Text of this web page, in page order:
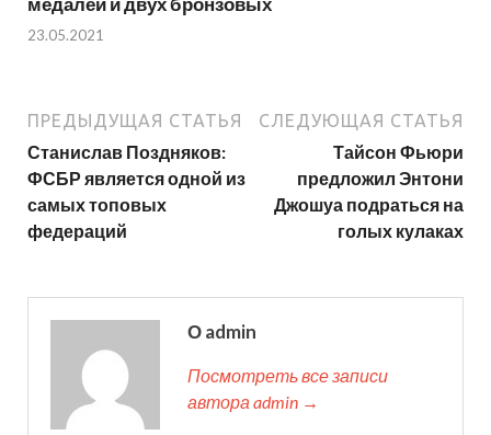
23.05.2021
ПРЕДЫДУЩАЯ СТАТЬЯ
Станислав Поздняков:
ФСБР является одной из
самых топовых
федераций
СЛЕДУЮЩАЯ СТАТЬЯ
Тайсон Фьюри
предложил Энтони
Джошуа подраться на
голых кулаках
О admin
Посмотреть все записи
автора admin →